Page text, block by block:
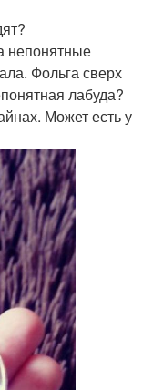
непонятные
Фольга сверх
лабуда?
Может есть у